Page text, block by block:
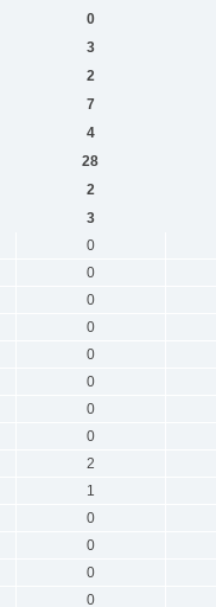
0
3
2
7
4
28
2
3
0
0
0
0
0
0
0
0
2
1
0
0
0
0